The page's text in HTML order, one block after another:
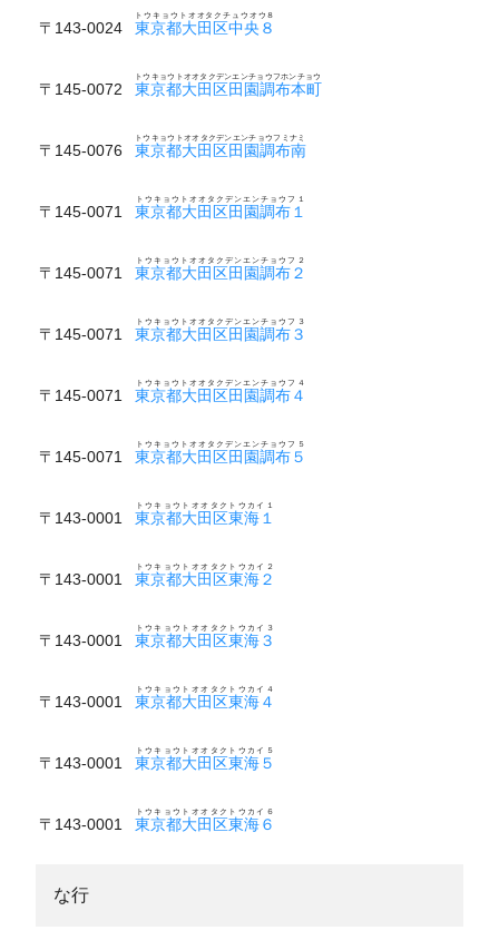
〒143-0024 東京都大田区中央８
トウキョウトオオタクチュウオウ８
〒145-0072 東京都大田区田園調布本町
トウキョウトオオタクデンエンチョウフホンチョウ
〒145-0076 東京都大田区田園調布南
トウキョウトオオタクデンエンチョウフミナミ
〒145-0071 東京都大田区田園調布１
トウキョウトオオタクデンエンチョウフ１
〒145-0071 東京都大田区田園調布２
トウキョウトオオタクデンエンチョウフ２
〒145-0071 東京都大田区田園調布３
トウキョウトオオタクデンエンチョウフ３
〒145-0071 東京都大田区田園調布４
トウキョウトオオタクデンエンチョウフ４
〒145-0071 東京都大田区田園調布５
トウキョウトオオタクデンエンチョウフ５
〒143-0001 東京都大田区東海１
トウキョウトオオタクトウカイ１
〒143-0001 東京都大田区東海２
トウキョウトオオタクトウカイ２
〒143-0001 東京都大田区東海３
トウキョウトオオタクトウカイ３
〒143-0001 東京都大田区東海４
トウキョウトオオタクトウカイ４
〒143-0001 東京都大田区東海５
トウキョウトオオタクトウカイ５
〒143-0001 東京都大田区東海６
トウキョウトオオタクトウカイ６
な行